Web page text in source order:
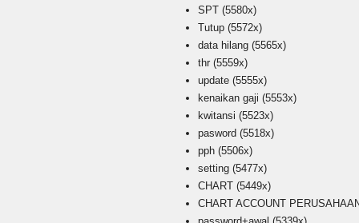
SPT (5580x)
Tutup (5572x)
data hilang (5565x)
thr (5559x)
update (5555x)
kenaikan gaji (5553x)
kwitansi (5523x)
pasword (5518x)
pph (5506x)
setting (5477x)
CHART (5449x)
CHART ACCOUNT
password+awal (5339x)